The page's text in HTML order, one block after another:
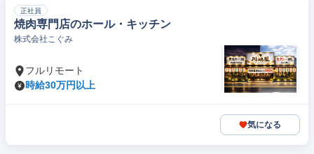
正社員
焼肉専門店のホール・キッチン
株式会社こぐみ
フルリモート
時給30万円以上
気になる